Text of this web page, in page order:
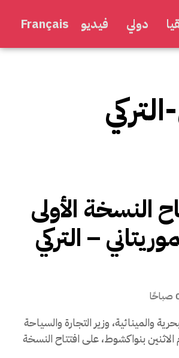
دولي فيديو Français
النسخة الأولى
– التركي
والمينائية، وزير التجارة والسياحة
بنواكشوط، على افتتاح النسخة